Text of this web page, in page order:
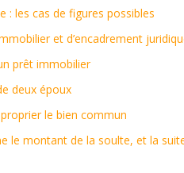
: les cas de figures possibles
et d’encadrement
prêt immobilier
deux époux
le bien commun
le montant de la soulte, et la